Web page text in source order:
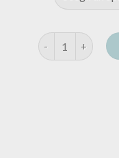
cardigan akep